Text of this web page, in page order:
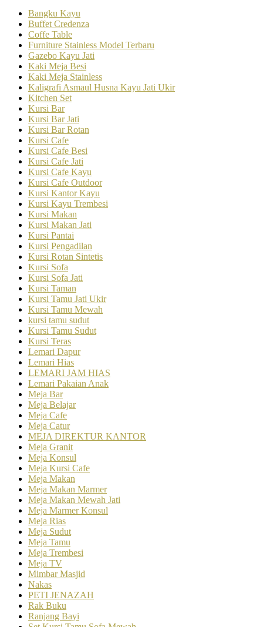
Bangku Kayu
Buffet Credenza
Coffe Table
Furniture Stainless Model Terbaru
Gazebo Kayu Jati
Kaki Meja Besi
Kaki Meja Stainless
Kaligrafi Asmaul Husna Kayu Jati Ukir
Kitchen Set
Kursi Bar
Kursi Bar Jati
Kursi Bar Rotan
Kursi Cafe
Kursi Cafe Besi
Kursi Cafe Jati
Kursi Cafe Kayu
Kursi Cafe Outdoor
Kursi Kantor Kayu
Kursi Kayu Trembesi
Kursi Makan
Kursi Makan Jati
Kursi Pantai
Kursi Pengadilan
Kursi Rotan Sintetis
Kursi Sofa
Kursi Sofa Jati
Kursi Taman
Kursi Tamu Jati Ukir
Kursi Tamu Mewah
kursi tamu sudut
Kursi Tamu Sudut
Kursi Teras
Lemari Dapur
Lemari Hias
LEMARI JAM HIAS
Lemari Pakaian Anak
Meja Bar
Meja Belajar
Meja Cafe
Meja Catur
MEJA DIREKTUR KANTOR
Meja Granit
Meja Konsul
Meja Kursi Cafe
Meja Makan
Meja Makan Marmer
Meja Makan Mewah Jati
Meja Marmer Konsul
Meja Rias
Meja Sudut
Meja Tamu
Meja Trembesi
Meja TV
Mimbar Masjid
Nakas
PETI JENAZAH
Rak Buku
Ranjang Bayi